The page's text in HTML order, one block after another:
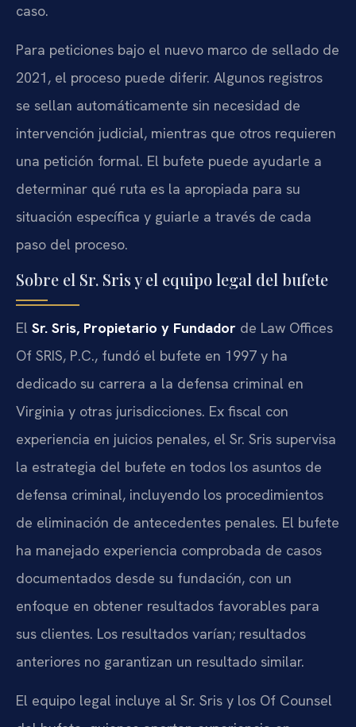
caso.
Para peticiones bajo el nuevo marco de sellado de
2021, el proceso puede diferir. Algunos registros
se sellan automáticamente sin necesidad de
intervención judicial, mientras que otros requieren
una petición formal. El bufete puede ayudarle a
determinar qué ruta es la apropiada para su
situación específica y guiarle a través de cada
paso del proceso.
Sobre el Sr. Sris y el equipo legal del bufete
El Sr. Sris, Propietario y Fundador de Law Offices
Of SRIS, P.C., fundó el bufete en 1997 y ha
dedicado su carrera a la defensa criminal en
Virginia y otras jurisdicciones. Ex fiscal con
experiencia en juicios penales, el Sr. Sris supervisa
la estrategia del bufete en todos los asuntos de
defensa criminal, incluyendo los procedimientos
de eliminación de antecedentes penales. El bufete
ha manejado experiencia comprobada de casos
documentados desde su fundación, con un
enfoque en obtener resultados favorables para
sus clientes. Los resultados varían; resultados
anteriores no garantizan un resultado similar.
El equipo legal incluye al Sr. Sris y los Of Counsel